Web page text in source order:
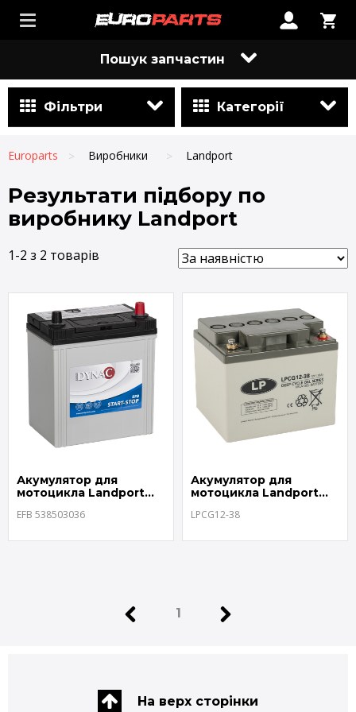
Пошук запчастин
Фільтри Категорії
Europarts Виробники Landport
Результати підбору по
виробнику Landport
1-2 з 2 товарів
Акумулятор для
мотоцикла Landport
EFB 538503036
Акумулятор для
мотоцикла Landport
LPCG12-38
1
На верх сторінки